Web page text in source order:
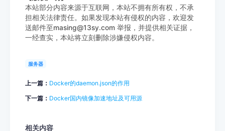
本站部分内容来源于互联网，本站不拥有所有权，不承
担相关法律责任。如果发现本站有侵权的内容，欢迎发
送邮件至masing@13sy.com 举报，并提供相关证据，
一经查实，本站将立刻删除涉嫌侵权内容。
服务器
上一篇： Docker的daemon.json的作用
下一篇： Docker国内镜像加速地址及可用源
相关内容